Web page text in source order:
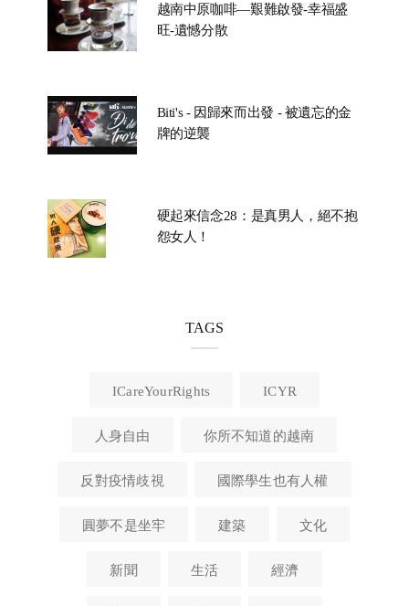
越南中原咖啡—艱難啟發-幸福盛
旺-遺憾分散
Biti's - 因歸來而出發 - 被遺忘的金
牌的逆襲
硬起來信念28：是真男人，絕不抱
怨女人！
TAGS
ICareYourRights ICYR
人身自由 你所不知道的越南
反對疫情歧視 國際學生也有人權
圓夢不是坐牢 建築 文化
新聞 生活 經濟